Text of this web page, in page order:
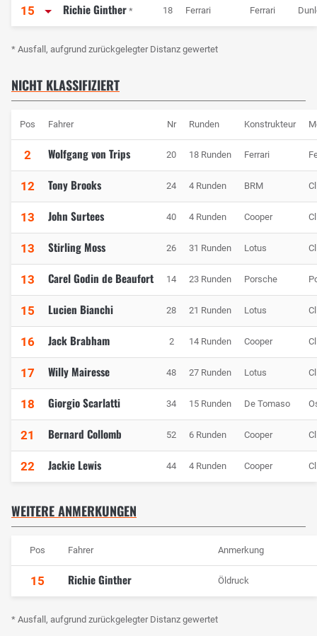
15 Richie Ginther * 18 Ferrari Ferrari
* Ausfall, aufgrund zurückgelegter Distanz gewertet
NICHT KLASSIFIZIERT
Pos Fahrer Nr Runden Konstrukteur
2 Wolfgang von Trips 20 18 Runden Ferrari
12 Tony Brooks 24 4 Runden BRM
13 John Surtees 40 4 Runden Cooper
13 Stirling Moss 26 31 Runden Lotus
13 Carel Godin de Beaufort 14 23 Runden Porsche
15 Lucien Bianchi 28 21 Runden Lotus
16 Jack Brabham 2 14 Runden Cooper
17 Willy Mairesse 48 27 Runden Lotus
18 Giorgio Scarlatti 34 15 Runden De Tomaso
21 Bernard Collomb 52 6 Runden Cooper
22 Jackie Lewis 44 4 Runden Cooper
WEITERE ANMERKUNGEN
Pos Fahrer Anmerkung
15 Richie Ginther Öldruck
* Ausfall, aufgrund zurückgelegter Distanz gewertet